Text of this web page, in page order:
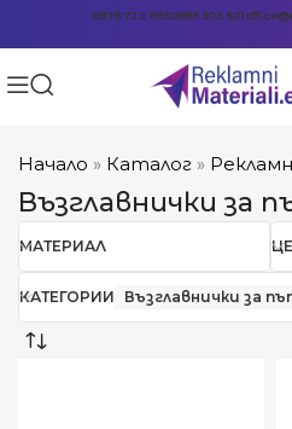
0878 722 8650888 903 601
Начало » Каталог »
Възглавнички за
МАТЕРИАЛ
КАТЕГОРИИ Възглавнички за